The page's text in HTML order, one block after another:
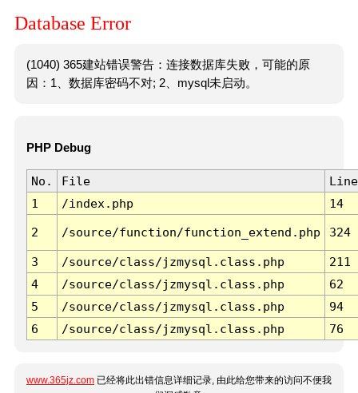
Database Error
(1040) 365建站错误警告：连接数据库失败，可能的原
因：1、数据库密码不对; 2、mysql未启动。
PHP Debug
No. File
Line
1
/index.php 14
2 /source/function/function_extend.php 324
3 /source/class/jzmysql.class.php
211
4
/source/class/jzmysql.class.php
62
5
/source/class/jzmysql.class.php
94
6
/source/class/jzmysql.class.php 76
www.365jz.com 已经将此出错信息详细记录, 由此给您带来的访问不便我